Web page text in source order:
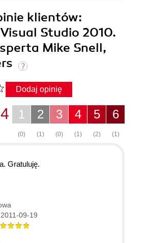
klientów:
Studio 2010.
Mike Snell,
Dodaj opinię
6
(1)
5
(2)
4
(1)
3
(0)
2
(1)
1
(0)
Gratuluję.
09-19